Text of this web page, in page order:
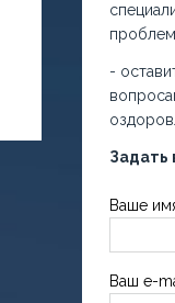
-
Задать
Ваше
Ваш e-